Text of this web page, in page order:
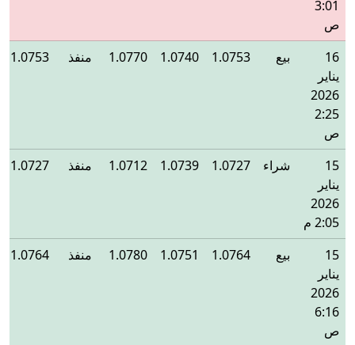
3:01
ص
16
يناير
2026
2:25
ص
بيع 1.0753
1.0740
1.0770 منفذ 1.0753
15
يناير
2026
2:05 م
شراء 1.0727
1.0739
1.0712 منفذ 1.0727
15
يناير
2026
6:16
ص
بيع 1.0764
1.0751
1.0780 منفذ 1.0764